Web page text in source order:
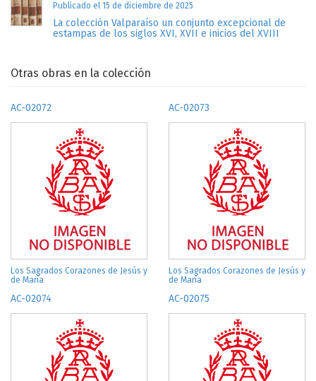
Publicado el 15 de diciembre de 2025
La colección Valparaíso un conjunto excepcional de
estampas de los siglos XVI, XVII e inicios del XVIII
Otras obras en la colección
AC-02072
Los Sagrados Corazones de Jesús y
de María
AC-02073
Los Sagrados Corazones de Jesús y
de María
AC-02074 AC-02075